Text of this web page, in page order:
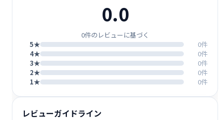
0.0
0件のレビューに基づく
5★
0件
4★
0件
3★
0件
2★
0件
1★
0件
レビューガイドライン